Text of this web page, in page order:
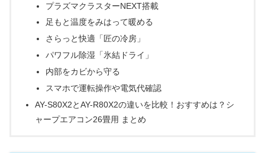
プラズマクラスターNEXT搭載
足もと温度をみはって暖める
さらっと快適「匠の冷房」
パワフル除湿「氷結ドライ」
内部をカビから守る
スマホで運転操作や電気代確認
AY-S80X2とAY-R80X2の違いを比較！おすすめは？シ
ャープエアコン26畳用 まとめ